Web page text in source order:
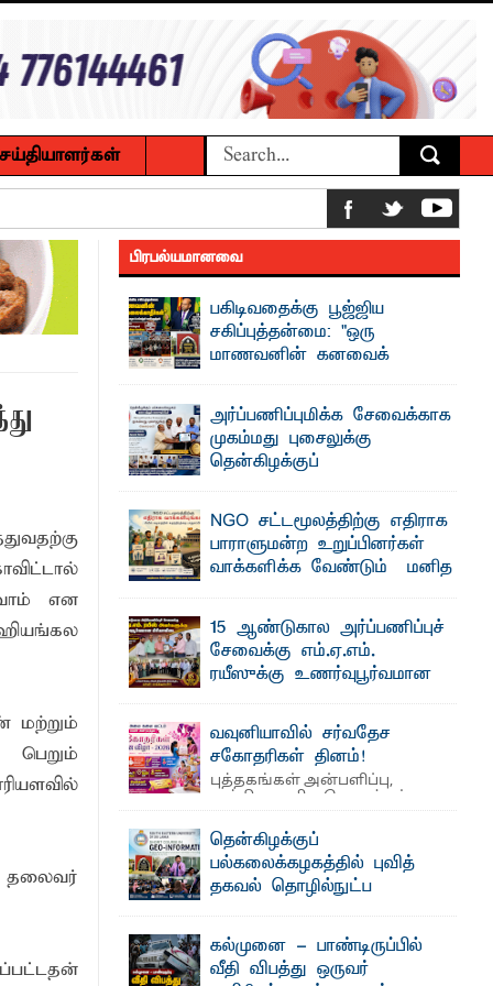
உணவுகள் கைப்பற்றப்பட்டுக் அழிப்பு
நீண்டகால தேவைக்கு தீர்வு காண
உபவேந்தர் வலியுறுத்தல்
அருட்பணி லூக்ஜோன்
பறிமுதல்
நவீன தொழில்நுட்பமும்
யானைகள்
தங்கப்பதக்கங்கள்,
ஆலோசனைக் கூட்டம்
என
மற்றும்
தலைவர்
பிரபல்யமானவை
பகிடிவதைக்கு பூஜ்ஜிய
சகிப்புத்தன்மை: "ஒரு
மாணவனின் கனவைக்
கலைக்காதீர்கள்" –
தென்கிழக்குப் பல்கலைக்கழக உபவேந்தர்
வலியுறுத்தல்
"ஒ ரு மாணவனின் அல்லது மாணவியின்
கனவு என்னால் கலைக்கப்படாது" என்ற
அர்ப்பணிப்புமிக்க சேவைக்காக
முகம்மது புசைலுக்கு
தென்கிழக்குப்
தெ ன்கிழக்குப் பல்கலைக்கழகத்தின் கலை
மற்றும் கலாசாரப் பீடத்தின் கல்வி மற்றும்
நிர்வாக வளர்ச்சியில் ...
NGO சட்டமூலத்திற்கு எதிராக
பாராளுமன்ற உறுப்பினர்கள்
வாக்களிக்க வேண்டும் – மனித
அருட்பணி லூக்ஜோன் வேண்டுகோள்
ஜே. எப். காமிலா பேகம்- இ லங்கை
அரசாங்கம் அரசுசாரா அமைப்புகள் (NGO)
தொடர்பான புதிய சட்டமூலத்தை ...
15 ஆண்டுகால அர்ப்பணிப்புச்
சேவைக்கு எம்.ஏ.எம்.
ரயீஸுக்கு உணர்வுபூர்வமான
தெ ன்கிழக்குப் பல்கலைக்கழகத்தின்
நிர்வாக பிரிவிலும் பிரயோக விஞ்ஞான
பீடத்திலும் 15 ஆண்டுகள் ...
வவுனியாவில் சர்வதேச
சகோதரிகள் தினம்!
புத்தகங்கள் அன்பளிப்பு,
அத்தியாவசிய பொருட்கள்
வழங்கல், கவியரங்கம் மற்றும் கலை
நிகழ்ச்சிகளுடன் ...தென்கிழக்குப்
பல்கலைக்கழகத்தில் புவித்
தகவல் தொழில்நுட்ப
ஆரம்பம்: பன்முகக் கல்வியும் நவீன
தொழில்நுட்பமும் காலத்தின் தேவை –
பீடாதிபதி பேராசிரியர் எம். எம். பாஸில்
கல்முனை - பாண்டிருப்பில்
வீதி விபத்து ஒருவர்